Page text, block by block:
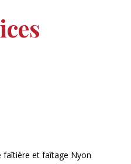
faîtière et faîtage Nyon